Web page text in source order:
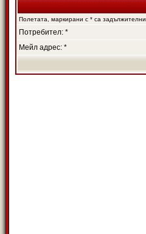
Полетата, маркирани с * са задължителни
Потребител: *
Мейл адрес: *